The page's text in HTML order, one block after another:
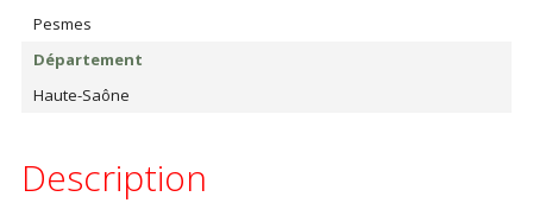
Pesmes
Département
Haute-Saône
Description